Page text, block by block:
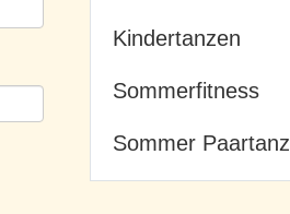
Kindertanzen
Sommerfitness
Sommer Paartanz